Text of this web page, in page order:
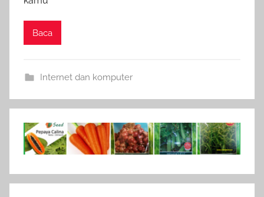
Baca
Internet dan komputer